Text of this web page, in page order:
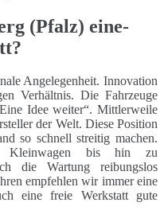
(Pfalz) eine-
Angelegenheit. Innovation
Verhältnis. Die Fahrzeuge
Idee weiter“. Mittlerweile
der Welt. Diese Position
so schnell streitig machen.
Kleinwagen bis hin zu
die Wartung reibungslos
empfehlen wir immer eine
eine freie Werkstatt gute